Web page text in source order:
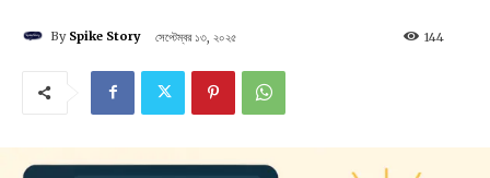
By Spike Story সেপ্টেম্বর ১৩, ২০২৫ 144